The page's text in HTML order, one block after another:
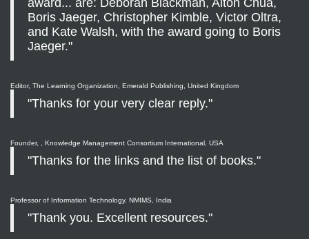
award... are: Deborah Blackman, Alton Chua,
Boris Jaeger, Christopher Kimble, Victor Oltra,
and Kate Walsh, with the award going to Boris
Jaeger."
Editor, The Learning Organization, Emerald Publishing, United Kingdom
"Thanks for your very clear reply."
Founder, , Knowledge Management Consortium International, USA
"Thanks for the links and the list of books."
Professor of Information Technology, NMIMS, India
"Thank you. Excellent resources."